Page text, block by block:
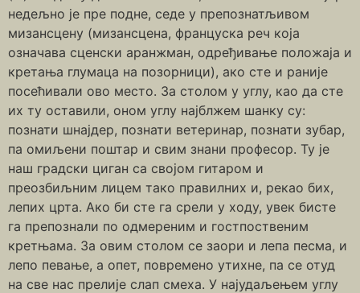
недељно је пре подне, седе у препознатљивом
мизансцену (мизансцена, француска реч која
означава сценски аранжман, одређивање положаја и
кретања глумаца на позорници), ако сте и раније
посећивали ово место. За столом у углу, као да сте
их ту оставили, оном углу најблжем шанку су:
познати шнајдер, познати ветеринар, познати зубар,
па омиљени поштар и свим знани професор. Ту је
наш градски циган са својом гитаром и
преозбиљним лицем тако правилних и, рекао бих,
лепих црта. Ако би сте га срели у ходу, увек бисте
га препознали по одмереним и гостпоственим
кретњама. За овим столом се заори и лепа песма, и
лепо певање, а опет, повремено утихне, па се отуд
на све нас прелије слап смеха. У најудаљењем углу